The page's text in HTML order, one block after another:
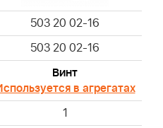
503 20 02-16
503 20 02-16
Винт
в агрегатах
1